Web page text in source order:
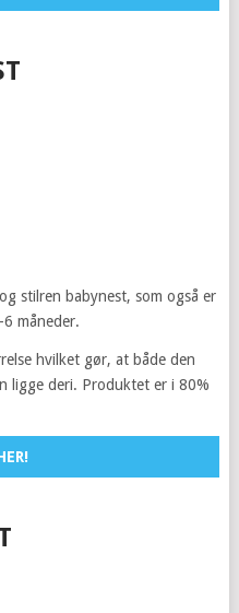
stilren babynest, som også er
måneder.
hvilket gør, at både den
ligge deri. Produktet er i 80%